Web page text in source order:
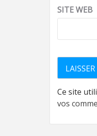
SITE WEB
Ce site
vos